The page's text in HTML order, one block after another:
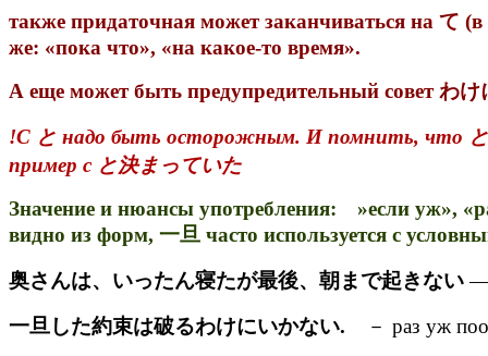
также придаточная может заканчиваться на て
же: «пока что», «на какое-то время».
А еще может быть предупредительный совет わ
!С と надо быть осторожным. И помнить, что と
пример с と決まっていた
Значение и нюансы употребления: »если уж»,
видно из форм, 一旦 часто используется с
奥さんは、いったん寝たが最後、朝まで起きない—
一旦した約束は破るわけにいかない. － раз уж